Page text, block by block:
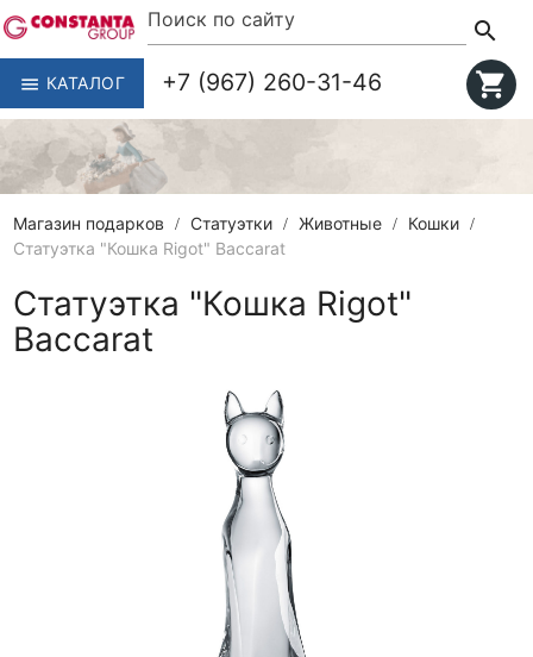
menu КАТАЛОГ
search
+7 (967) 260-31-46
shopping_cart
Магазин подарков Статуэтки Животные
Кошки
Статуэтка "Кошка Rigot" Baccarat
Статуэтка "Кошка Rigot"
Baccarat